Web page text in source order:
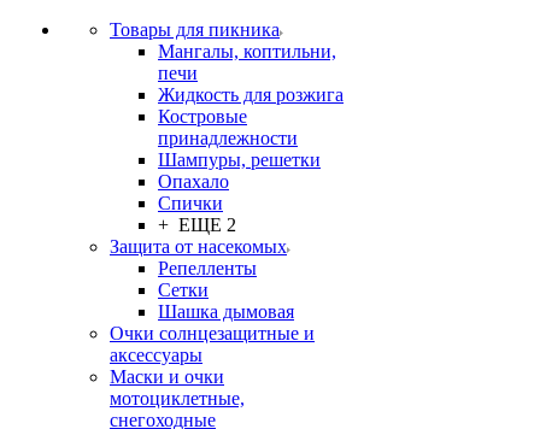
Товары для пикника
Мангалы, коптильни,
печи
Жидкость для розжига
Костровые
принадлежности
Шампуры, решетки
Опахало
Спички
+ ЕЩЕ 2
Защита от насекомых
Репелленты
Сетки
Шашка дымовая
Очки солнцезащитные и
аксессуары
Маски и очки
мотоциклетные,
снегоходные